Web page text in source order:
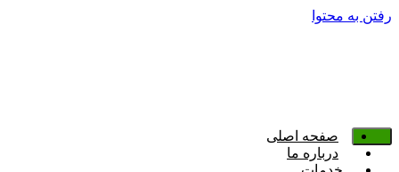
رفتن به محتوا
صفحه اصلی
درباره ما